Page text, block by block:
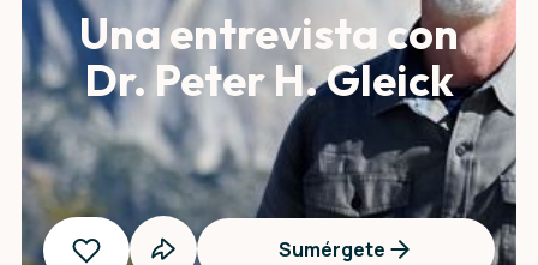
Una entrevista con
Dr. Peter H. Gleick
Sumérgete